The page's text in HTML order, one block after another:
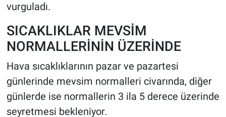
vurguladı.
SICAKLIKLAR MEVSİM
NORMALLERİNİN ÜZERİNDE
Hava sıcaklıklarının pazar ve pazartesi
günlerinde mevsim normalleri civarında, diğer
günlerde ise normallerin 3 ila 5 derece üzerinde
seyretmesi bekleniyor.